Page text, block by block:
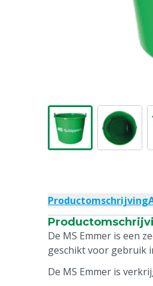
Productomschrijving
De MS Emmer is een
geschikt voor gebruik
De MS Emmer is